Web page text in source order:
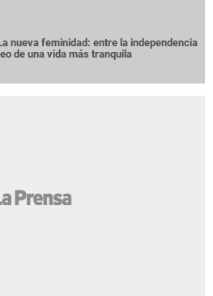
nueva feminidad: entre la independencia
de una vida más tranquila